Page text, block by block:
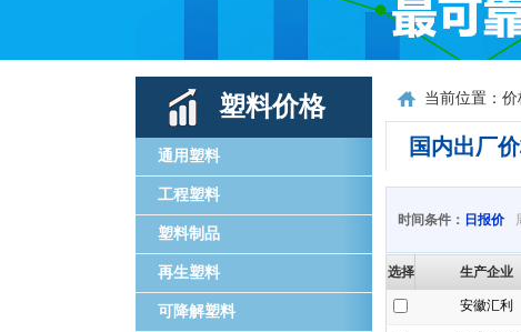
塑料价格
通用塑料
工程塑料
塑料制品
再生塑料
可降解塑料
当前位置： 价
国内出厂
时间条件： 日报价
选择 生产企业
安徽汇利